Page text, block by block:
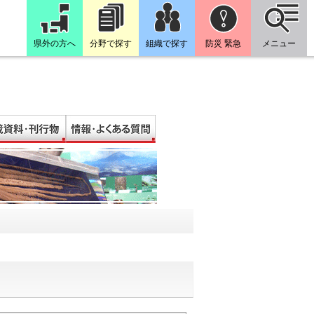
県外の方へ 分野で探す 組織で探す 防災 緊急 メニュー